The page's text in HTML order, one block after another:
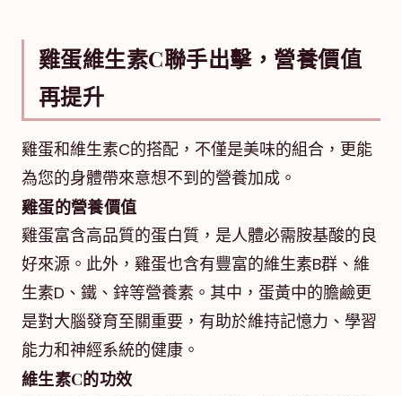
雞蛋維生素C聯手出擊，營養價值
再提升
雞蛋和維生素C的搭配，不僅是美味的組合，更能
為您的身體帶來意想不到的營養加成。
雞蛋的營養價值
雞蛋富含高品質的蛋白質，是人體必需胺基酸的良
好來源。此外，雞蛋也含有豐富的維生素B群、維
生素D、鐵、鋅等營養素。其中，蛋黃中的膽鹼更
是對大腦發育至關重要，有助於維持記憶力、學習
能力和神經系統的健康。
維生素C的功效